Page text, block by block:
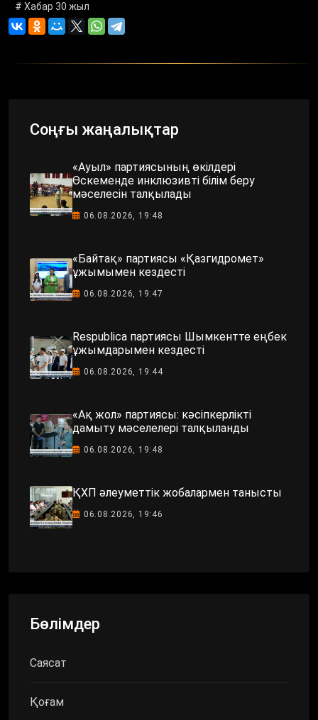
# Хабар 30 жыл
Соңғы жаңалықтар
«Ауыл» партиясының өкілдері
Өскеменде инклюзивті білім беру
мәселесін талқылады
06.08.2026, 19:48
«Байтақ» партиясы «Қазгидромет»
ұжымымен кездесті
06.08.2026, 19:47
Respublica партиясы Шымкентте еңбек
ұжымдарымен кездесті
06.08.2026, 19:44
«Ақ жол» партиясы: кәсіпкерлікті
дамыту мәселелері талқыланды
06.08.2026, 19:48
ҚХП әлеуметтік жобалармен танысты
06.08.2026, 19:46
Бөлімдер
Саясат
Қоғам